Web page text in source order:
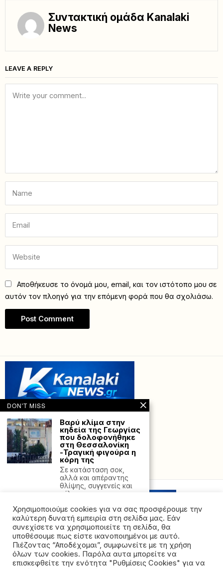
Συντακτική ομάδα Kanalaki
News
LEAVE A REPLY
Αποθήκευσε το όνομά μου, email, και τον ιστότοπο μου σε
αυτόν τον πλοηγό για την επόμενη φορά που θα σχολιάσω.
by Hostville”)
©2026 - All rights reserved. Απαγορεύεται ρητά η
Χρησιμοποιούμε cookies για να σας προσφέρουμε την
καλύτερη δυνατή εμπειρία στη σελίδα μας. Εάν
συνεχίσετε να χρησιμοποιείτε τη σελίδα, θα
υποθέσουμε πως είστε ικανοποιημένοι με αυτό.
Πιέζοντας “Αποδέχομαι”, συμφωνείτε με τη χρήση
όλων των cookies. Παρόλα αυτα μπορείτε να
επισκεφθείτε την ενότητα "Ρυθμίσεις Cookies" για να
DON'T MISS
Βαρύ κλίμα στην
κηδεία της Γεωργίας
που δολοφονήθηκε
στη Θεσσαλονίκη
-Τραγική φιγούρα η
κόρη της
Σε κατάσταση σοκ,
αλλά και απέραντης
θλίψης, συγγενείς και
φίλοι
To Iράν αξιολογεί
τις ζημιές στο
πυρηνικό του
πρόγραμμα και
σχεδιάζει
αποκατάσταση των
ζημιών
O επικεφαλής της